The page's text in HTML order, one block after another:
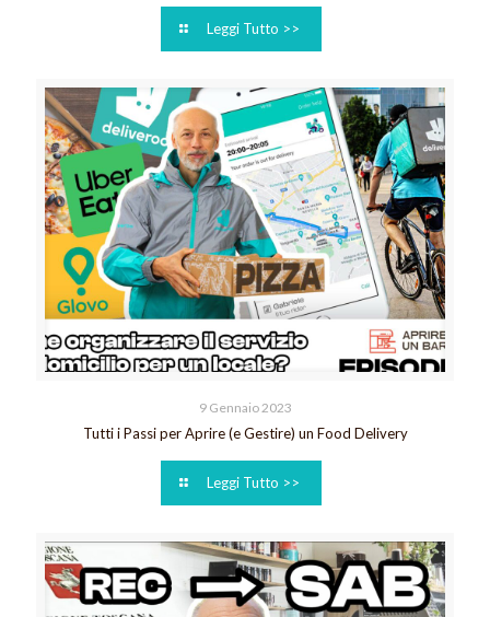
Leggi Tutto >>
9 Gennaio 2023
Tutti i Passi per Aprire (e Gestire) un Food Delivery
Leggi Tutto >>